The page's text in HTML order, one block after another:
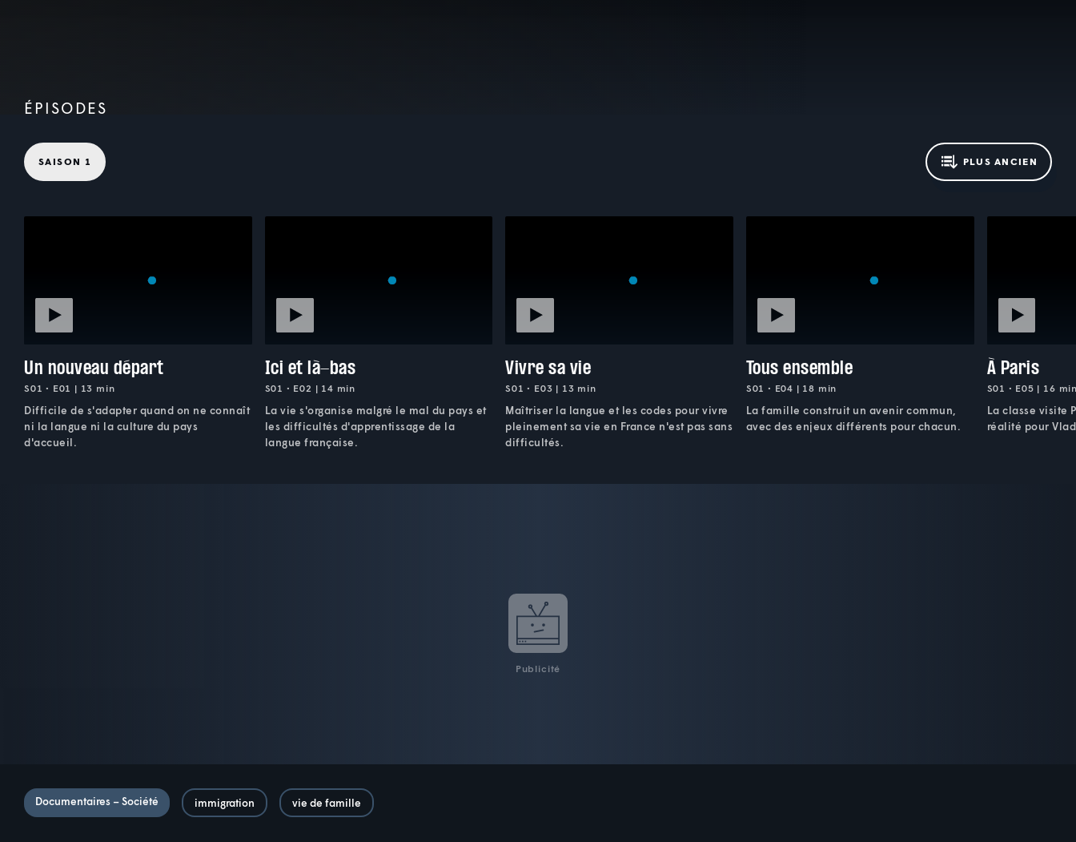
ÉPISODES
SAISON 1 PLUS ANCIEN
Un nouveau départ
S01 • E01 | 13 min
Difficile de s'adapter quand on ne connaît
ni la langue ni la culture du pays
d'accueil.
Ici et là-bas
S01 • E02 | 14 min
La vie s'organise malgré le mal du pays et
les difficultés d'apprentissage de la
langue française.
Vivre sa vie
S01 • E03 | 13 min
Maîtriser la langue et les codes pour vivre
pleinement sa vie en France n'est pas sans
difficultés.
Tous ensemble
S01 • E04 | 18 min
La famille construit un avenir commun,
avec des enjeux différents pour chacun.
À Paris
S01 • E05 | 16
La classe visite
réalité pour
Publicité
Documentaires – Société immigration vie de famille